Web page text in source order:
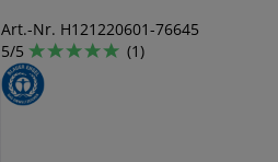
Art.-Nr. H121220601-76645
5/5
(1)